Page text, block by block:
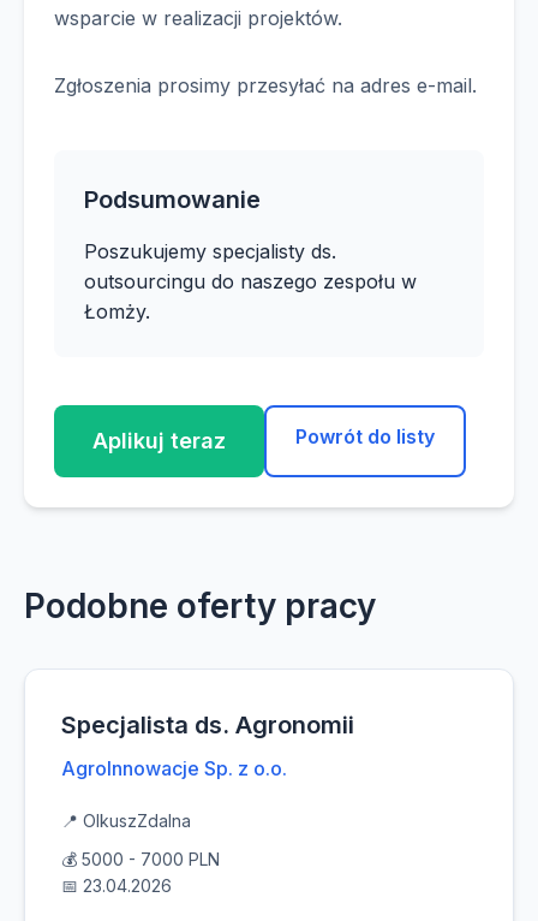
wsparcie w realizacji projektów.
Zgłoszenia prosimy przesyłać na adres e-mail.
Podsumowanie
Poszukujemy specjalisty ds.
outsourcingu do naszego zespołu w
Łomży.
Aplikuj teraz Powrót do listy
Podobne oferty pracy
Specjalista ds. Agronomii
AgroInnowacje Sp. z o.o.
📍 OlkuszZdalna
💰 5000 - 7000 PLN
📅 23.04.2026